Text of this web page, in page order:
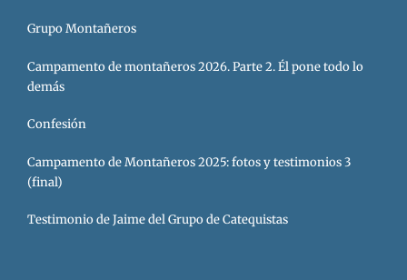
Grupo Montañeros
Campamento de montañeros 2026. Parte 2. Él pone todo lo
demás
Confesión
Campamento de Montañeros 2025: fotos y testimonios 3
(final)
Testimonio de Jaime del Grupo de Catequistas